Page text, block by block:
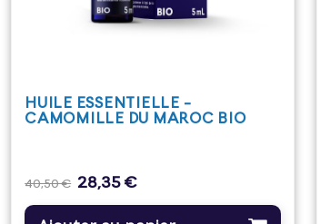
HUILE ESSENTIELLE -
CAMOMILLE DU MAROC BIO
Prix
base
40,50 € Prix
28,35 €